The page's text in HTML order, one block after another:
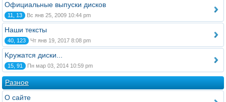
Официальные выпуски дисков
11, 13 Вс янв 25, 2009 10:44 pm
Наши тексты
40, 123 Чт янв 19, 2017 8:08 pm
Kружатся диски...
15, 91 Пн мар 03, 2014 10:59 pm
Разное
О сайте